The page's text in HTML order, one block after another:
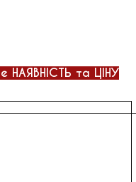
НАЯВНІСТЬ та ЦІНУ